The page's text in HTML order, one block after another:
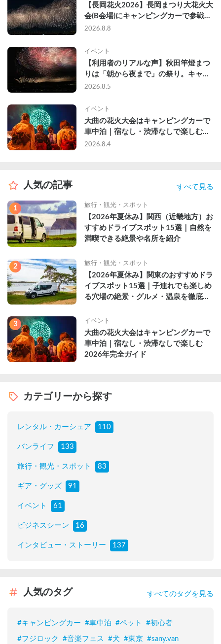
【長岡花火2026】長岡まつり大花火大
会(B会場)にキャンピングカーで参戦し
て、長岡駅前で車中泊してきた
2026.8.8
イベント
【利用者のリアルな声】秋田竿燈まつ
りは「朝から夜まで」の祭り。キャン
ピングカーで行った2組の記録
2026.8.5
イベント
大曲の花火大会はキャンピングカーで
車中泊｜宿なし・渋滞なしで楽しむ
2026年完全ガイド
2026.8.4
人気の記事 すべて見る
1 旅行・観光・スポット
【2026年夏休み】関西（近畿地方）お
すすめドライブスポット15選｜自然を
満喫できる絶景や名所を紹介
2 旅行・観光・スポット
【2026年夏休み】関東のおすすめドラ
イブスポット15選｜子連れでも楽しめ
る穴場の絶景・グルメ・温泉を徹底解
3 イベント
大曲の花火大会はキャンピングカーで
車中泊｜宿なし・渋滞なしで楽しむ
2026年完全ガイド
カテゴリーから探す
レンタル・カーシェア 110
バンライフ 133
旅行・観光・スポット 83
ギア・グッズ 91
イベント 61
ビジネスシーン 16
インタビュー・ストーリー 137
人気のタグ すべてのタグを見る
#キャンピングカー #車中泊 #ペット #初心者
#フジロック #音楽フェス #犬 #東京 #sany.van